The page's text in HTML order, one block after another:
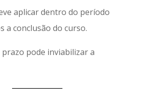
aplicar dentro do período
a conclusão do curso.
prazo pode inviabilizar a